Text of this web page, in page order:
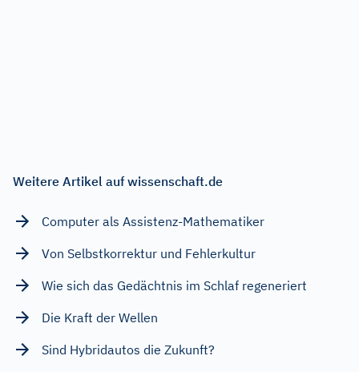
Weitere Artikel auf wissenschaft.de
Computer als Assistenz-Mathematiker
Von Selbstkorrektur und Fehlerkultur
Wie sich das Gedächtnis im Schlaf regeneriert
Die Kraft der Wellen
Sind Hybridautos die Zukunft?